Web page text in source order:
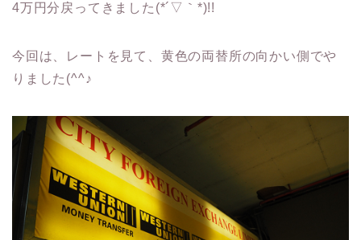
4万円分戻ってきました(*´▽｀*)!!
今回は、レートを見て、黄色の両替所の向かい側でや
りました(^^♪